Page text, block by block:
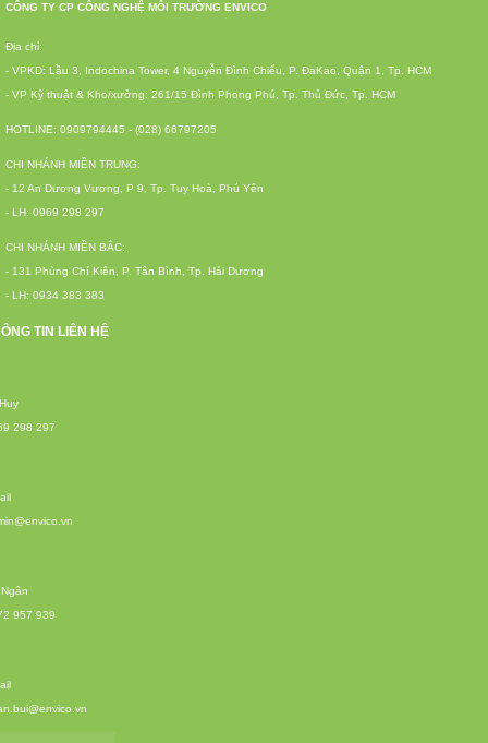
CÔNG TY CP CÔNG NGHỆ MÔI TRƯỜNG ENVICO
Địa chỉ:
- VPKD: Lầu 3, Indochina Tower, 4 Nguyễn Đình Chiểu, P. ĐaKao, Quận 1, Tp. HCM
- VP Kỹ thuật & Kho/xưởng: 261/15 Đình Phong Phú, Tp. Thủ Đức, Tp. HCM
HOTLINE: 0909794445 - (028) 66797205
CHI NHÁNH MIỀN TRUNG:
- 12 An Dương Vương, P 9, Tp. Tuy Hoà, Phú Yên
- LH: 0969 298 297
CHI NHÁNH MIỀN BẮC:
- 131 Phùng Chí Kiên, P. Tân Bình, Tp. Hải Dương
- LH: 0934 383 383
TIN LIÊN HỆ
298 297
957 939